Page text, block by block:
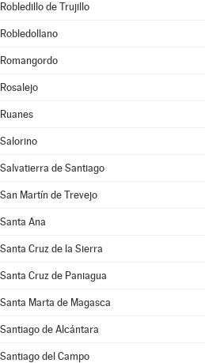
Robledillo de Trujillo
Robledollano
Romangordo
Rosalejo
Ruanes
Salorino
Salvatierra de Santiago
San Martín de Trevejo
Santa Ana
Santa Cruz de la Sierra
Santa Cruz de Paniagua
Santa Marta de Magasca
Santiago de Alcántara
Santiago del Campo